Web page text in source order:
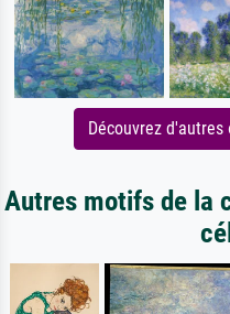
Découvrez
Autres motifs de la